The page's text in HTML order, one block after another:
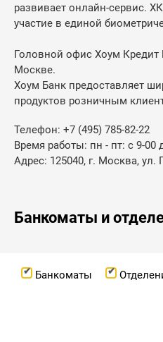
развивает онлайн-сервис.
участие в единой
Головной офис Хоум Кредит
Москве.
Хоум Банк предоставляет
продуктов розничным
Телефон: +7 (495) 785-82-22
Время работы: пн - пт: с 9-00
Адрес: 125040, г. Москва, ул.
Банкоматы и
Банкоматы